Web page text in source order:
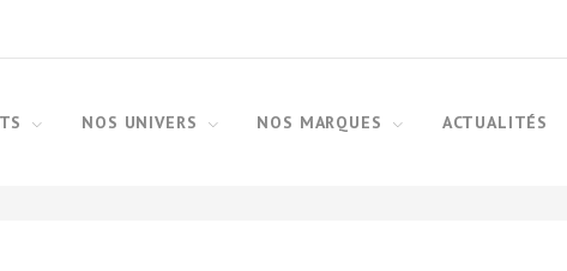
NOS UNIVERS NOS MARQUES ACTUALITÉS